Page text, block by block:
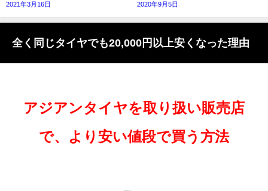
2021年3月16日 2020年9月5日
全く同じタイヤでも20,000円以上安くなった理由
アジアンタイヤを取り扱い販売店
で、より安い値段で買う方法